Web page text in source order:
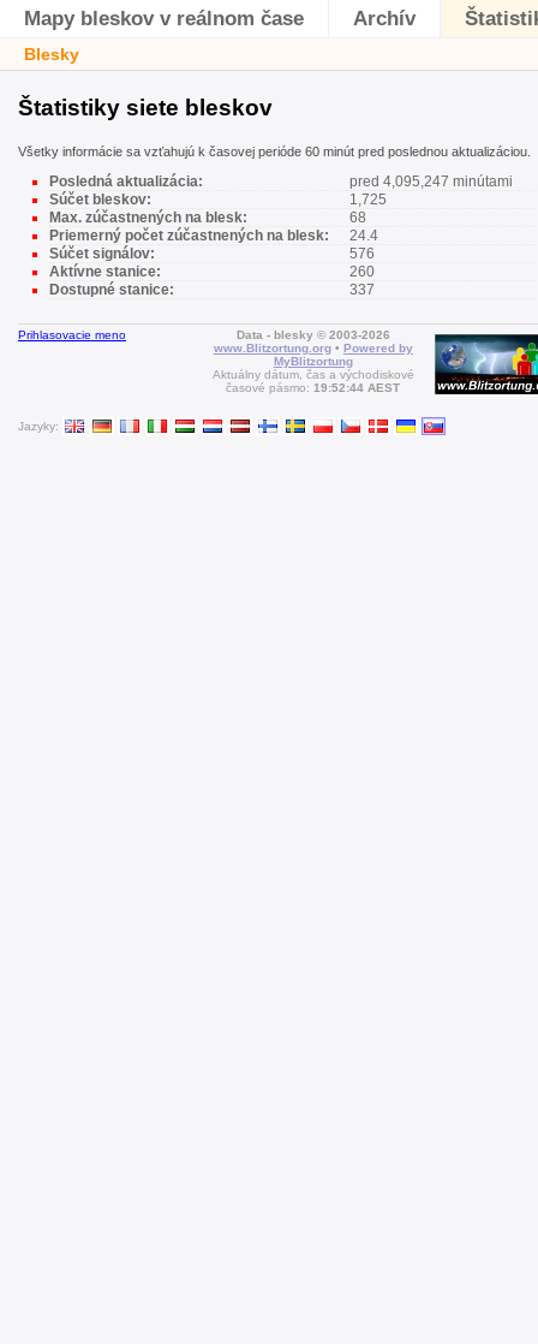
Mapy bleskov v reálnom čase Archív
Blesky
Štatistiky siete bleskov
Všetky informácie sa vzťahujú k časovej perióde 60 minút pred poslednou aktualizáciou.
Posledná aktualizácia:
pred 4,095,247 minútami
Súčet bleskov:
1,725
Max. zúčastnených na blesk:
68
Priemerný počet zúčastnených na blesk:
24.4
Súčet signálov:
576
Aktívne stanice:
260
Dostupné stanice:
337
Prihlasovacie meno
Jazyky:
Data - blesky © 2003-2026
www.Blitzortung.org• Powered by
MyBlitzortung
Aktuálny dátum, čas a východiskové
časové pásmo:19:52:44 AEST